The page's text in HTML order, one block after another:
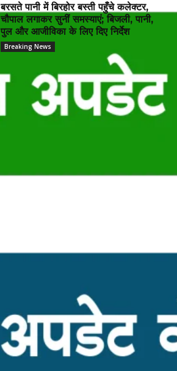
बरसते पानी में बिरहोर बस्ती पहुँचे कलेक्टर,
चौपाल लगाकर सुनीं समस्याएं; बिजली, पानी,
पुल और आजीविका के लिए दिए निर्देश
Breaking News